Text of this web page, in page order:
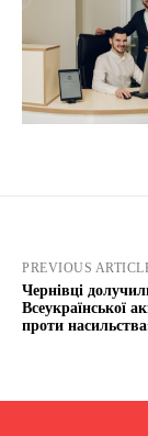
PREVIOUS
Чернівці
Всеукраїнської
проти